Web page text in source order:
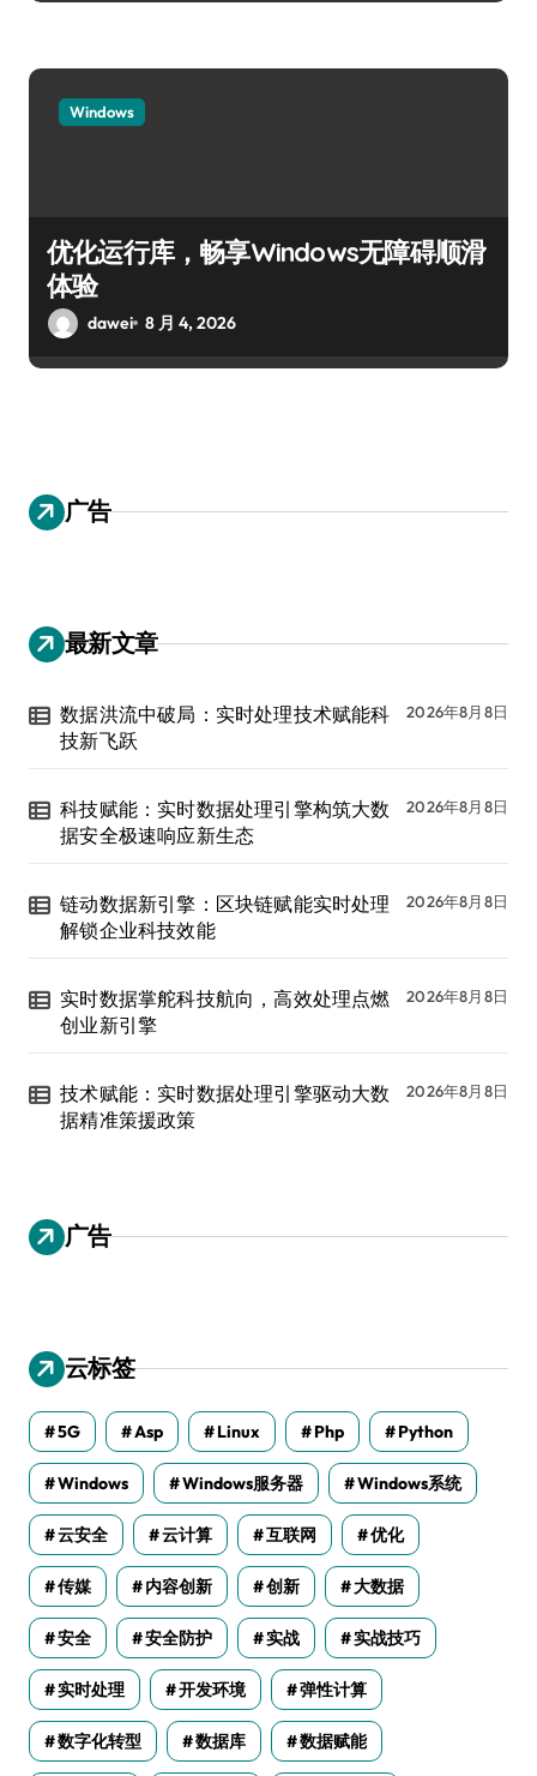
Windows
优化运行库，畅享Windows无障碍顺滑
体验
dawei 8 月 4, 2026
广告
最新文章
数据洪流中破局：实时处理技术赋能科
技新飞跃
2026年8月8日
科技赋能：实时数据处理引擎构筑大数
据安全极速响应新生态
2026年8月8日
链动数据新引擎：区块链赋能实时处理
解锁企业科技效能
2026年8月8日
实时数据掌舵科技航向，高效处理点燃
创业新引擎
2026年8月8日
技术赋能：实时数据处理引擎驱动大数
据精准策援政策
2026年8月8日
广告
云标签
5G Asp Linux Php Python
Windows Windows服务器 Windows系统
云安全 云计算 互联网 优化
传媒 内容创新 创新 大数据
安全 安全防护 实战 实战技巧
实时处理 开发环境 弹性计算
数字化转型 数据库 数据赋能